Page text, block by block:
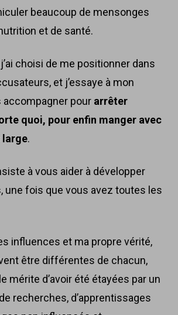
beaucoup de mensonges
et de santé.
choisi de me positionner dans
et j’essaye à mon
accompagner pour arrêter
quoi, pour enfin manger avec
large.
à vous aider à développer
une fois que vous avez toutes les
influences et ma propre vérité,
être différentes de chacun,
mérite d’avoir été étayées par un
recherches, d’apprentissages